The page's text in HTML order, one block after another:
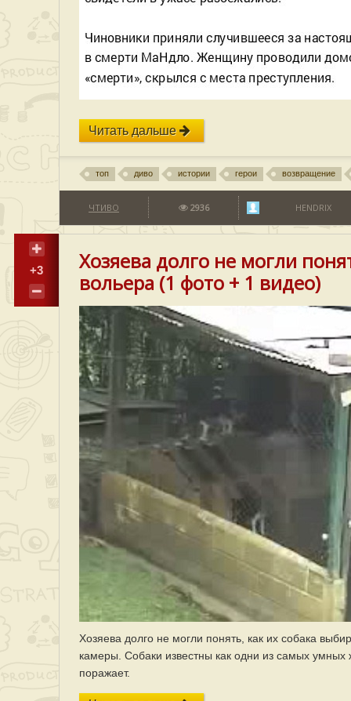
Читать дальше
топ диво истории герои возвращение
ЧТИВО 2936 HENDRIX
+3
Хозяева долго не могли
вольера (1 фото + 1 видео)
Хозяева долго не могли понять, как их собака
камеры. Собаки известны как одни из самых умных
поражает.